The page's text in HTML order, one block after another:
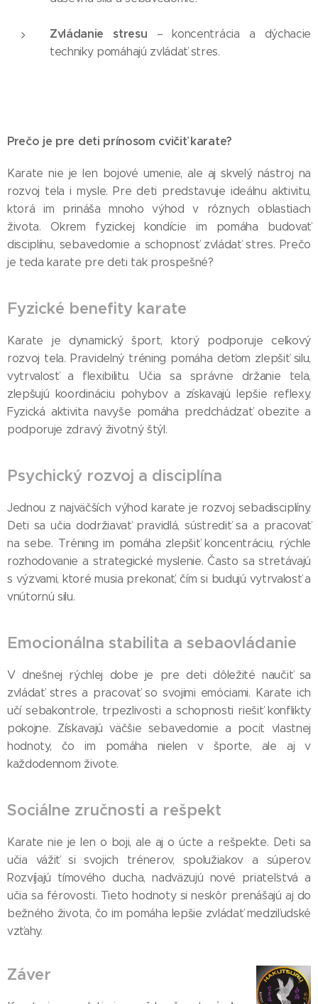
Zvládanie stresu – koncentrácia a dýchacie
techniky pomáhajú zvládať stres.
Prečo je pre deti prínosom cvičiť karate?
Karate nie je len bojové umenie, ale aj skvelý nástroj na
rozvoj tela i mysle. Pre deti predstavuje ideálnu aktivitu,
ktorá im prináša mnoho výhod v rôznych oblastiach
života. Okrem fyzickej kondície im pomáha budovať
disciplínu, sebavedomie a schopnosť zvládať stres. Prečo
je teda karate pre deti tak prospešné?
Fyzické benefity karate
Karate je dynamický šport, ktorý podporuje celkový
rozvoj tela. Pravidelný tréning pomáha deťom zlepšiť silu,
vytrvalosť a flexibilitu. Učia sa správne držanie tela,
zlepšujú koordináciu pohybov a získavajú lepšie reflexy.
Fyzická aktivita navyše pomáha predchádzať obezite a
podporuje zdravý životný štýl.
Psychický rozvoj a disciplína
Jednou z najväčších výhod karate je rozvoj sebadisciplíny.
Deti sa učia dodržiavať pravidlá, sústrediť sa a pracovať
na sebe. Tréning im pomáha zlepšiť koncentráciu, rýchle
rozhodovanie a strategické myslenie. Často sa stretávajú
s výzvami, ktoré musia prekonať, čím si budujú vytrvalosť a
vnútornú silu.
Emocionálna stabilita a sebaovládanie
V dnešnej rýchlej dobe je pre deti dôležité naučiť sa
zvládať stres a pracovať so svojimi emóciami. Karate ich
učí sebakontrole, trpezlivosti a schopnosti riešiť konflikty
pokojne. Získavajú väčšie sebavedomie a pocit vlastnej
hodnoty, čo im pomáha nielen v športe, ale aj v
každodennom živote.
Sociálne zručnosti a rešpekt
Karate nie je len o boji, ale aj o úcte a rešpekte. Deti sa
učia vážiť si svojich trénerov, spolužiakov a súperov.
Rozvíjajú tímového ducha, nadväzujú nové priateľstvá a
učia sa férovosti. Tieto hodnoty si neskôr prenášajú aj do
bežného života, čo im pomáha lepšie zvládať medziľudské
vzťahy.
Záver